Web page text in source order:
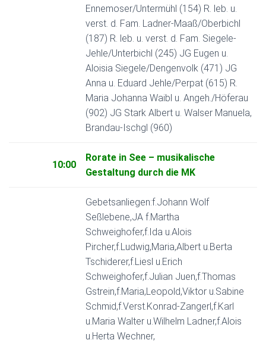
Ennemoser/Untermühl (154) R. leb. u.
verst. d. Fam. Ladner-Maaß/Oberbichl
(187) R. leb. u. verst. d. Fam. Siegele-
Jehle/Unterbichl (245) JG Eugen u.
Aloisia Siegele/Dengenvolk (471) JG
Anna u. Eduard Jehle/Perpat (615) R.
Maria Johanna Waibl u. Angeh./Höferau
(902) JG Stark Albert u. Walser Manuela,
Brandau-Ischgl (960)
10:00
Rorate in See – musikalische
Gestaltung durch die MK
Gebetsanliegen:f.Johann Wolf
Seßlebene,JA f.Martha
Schweighofer,f.Ida u.Alois
Pircher,f.Ludwig,Maria,Albert u.Berta
Tschiderer,f.Liesl u.Erich
Schweighofer,f.Julian Juen,f.Thomas
Gstrein,f.Maria,Leopold,Viktor u.Sabine
Schmid,f.Verst.Konrad-Zangerl,f.Karl
u.Maria Walter u.Wilhelm Ladner,f.Alois
u.Herta Wechner,